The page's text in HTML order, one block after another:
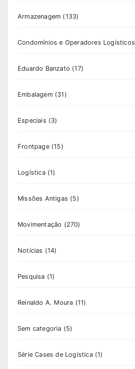
Armazenagem (133)
Condomínios e Operadores Logísticos
Eduardo Banzato (17)
Embalagem(31)
Especiais (3)
Frontpage(15)
Logística(1)
Missões Antigas (5)
Movimentação (270)
Notícias (14)
Pesquisa (1)
Reinaldo A. Moura (11)
Sem categoria (5)
Série Cases de Logística(1)